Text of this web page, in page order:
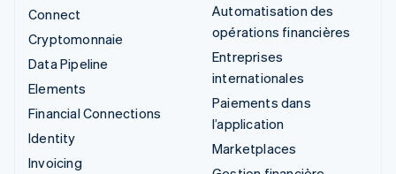
Connect
Cryptomonnaie
Data Pipeline
Elements
Financial Connections
Identity
Invoicing
Automatisation des
opérations financières
Entreprises
internationales
Paiements dans
l’application
Marketplaces